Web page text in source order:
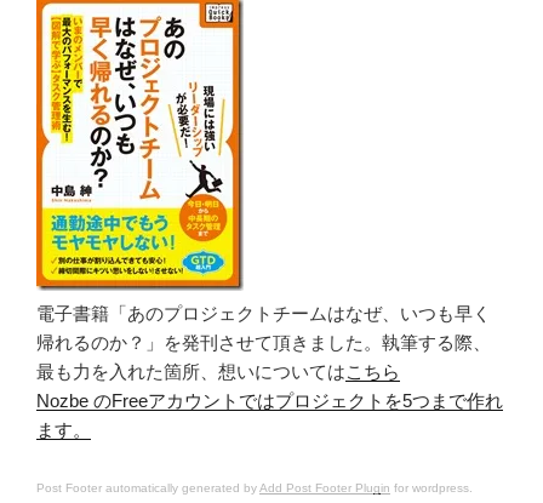
電子書籍「あのプロジェクトチームはなぜ、いつも早く
帰れるのか？」を発刊させて頂きました。執筆する際、
最も力を入れた箇所、想いについてはこちら
Nozbe のFreeアカウントではプロジェクトを5つまで作れ
ます。
Post Footer automatically generated byAdd Post Footer Plugin for wordpress.